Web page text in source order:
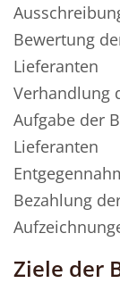
Bewertung
Lieferanten
Verhandlung
Aufgabe der
Lieferanten
Bezahlung
Ziele der